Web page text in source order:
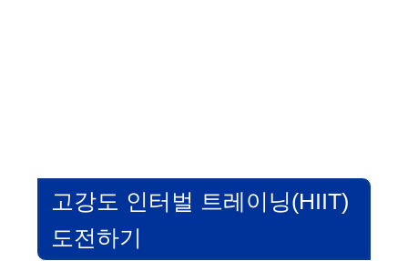
고강도 인터벌 트레이닝(HIIT)
도전하기